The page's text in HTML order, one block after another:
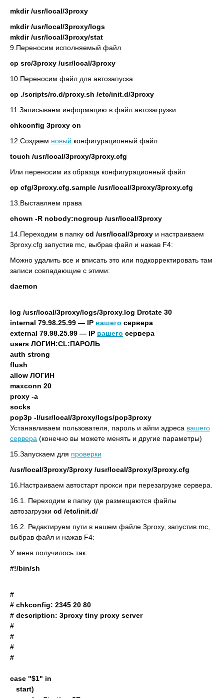
mkdir /usr/local/3proxy
mkdir /usr/local/3proxy/logs
mkdir /usr/local/3proxy/stat
9.Переносим исполняемый файл
cp src/3proxy /usr/local/3proxy
10.Переносим файл для автозапуска
cp ./scripts/rc.d/proxy.sh /etc/init.d/3proxy
11.Записываем информацию в файл автозагрузки
chkconfig 3proxy on
12.Создаем новый конфигурационный файл
touch /usr/local/3proxy/3proxy.cfg
Или переносим из образца конфигурационный файл
cp cfg/3proxy.cfg.sample /usr/local/3proxy/3proxy.cfg
13.Выставляем права
chown -R nobody:nogroup /usr/local/3proxy
14.Переходим в папку cd /usr/local/3proxy и настраиваем
3proxy.cfg запустив mc, выбрав файл и нажав F4:
Можно удалить все и вписать это или подкорректировать там
записи совпадающие с этими:
daemon
log /usr/local/3proxy/logs/3proxy.log Drotate 30
internal 79.98.25.99 — IP вашего сервера
external 79.98.25.99 — IP вашего сервера
users ЛОГИН:CL:ПАРОЛЬ
auth strong
flush
allow ЛОГИН
maxconn 20
proxy -a
socks
pop3p -l/usr/local/3proxy/logs/pop3proxy
Устанавливаем пользователя, пароль и айпи адреса вашего
сервера (конечно вы можете менять и другие параметры)
15.Запускаем для проверки
/usr/local/3proxy/3proxy /usr/local/3proxy/3proxy.cfg
16.Настраиваем автостарт прокси при перезагрузке сервера.
16.1. Переходим в папку где размещаются файлы
автозагрузки cd /etc/init.d/
16.2. Редактируем пути в нашем файле 3proxy, запустив mc,
выбрав файл и нажав F4:
У меня получилось так:
#!/bin/sh
#
# chkconfig: 2345 20 80
# description: 3proxy tiny proxy server
#
#
#
#
case "$1" in
start)